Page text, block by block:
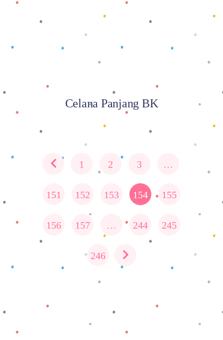
Celana Panjang BK
1 2 3 …
151 152 153 154 155
156 157 … 244 245
246